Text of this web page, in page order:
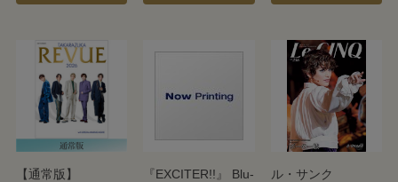
【通常版】
『EXCITER!!』 Blu-
ル・サンク